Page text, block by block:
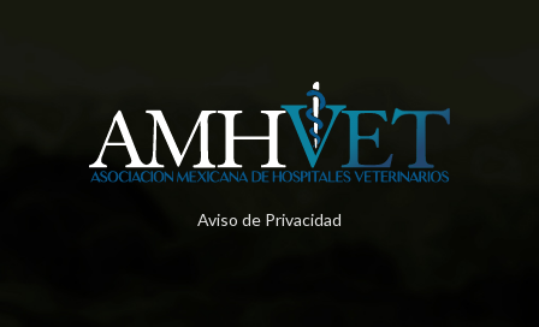
Aviso de Privacidad